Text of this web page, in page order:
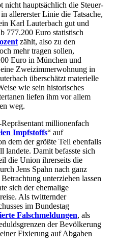
nicht hauptsächlich die Steu­er-
allererster Linie die Tatsache,
Karl Lauterbach gut und
777.200 Euro statistisch
zählt, also zu den
mehr tragen sollen,
Euro in München und
Zweizimmerwohnung in
überschätzt materielle
wie sein historisches
liefen ihm vor allem
weg.
millionenfach
Impfstoffs“ auf
dem der größte Teil ebenfalls
Damit befasste sich
die Union ihrerseits die
Jens Spahn nach ganz
unterziehen lassen
sich der ehemalige
Als twitternder
im Bundestag
Falschmeldungen, als
der Bevölkerung
Fixierung auf Abgaben